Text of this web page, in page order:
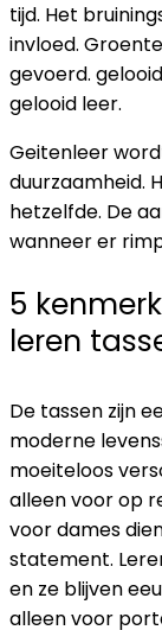
tijd. Het
invloed.
gevoerd.
gelooid leer.
Geitenleer
duurzaamheid.
hetzelfde. De
wanneer er
5
leren
De tassen zijn
moderne
moeiteloos
alleen voor op
voor dames
statement.
en ze blijven
alleen voor